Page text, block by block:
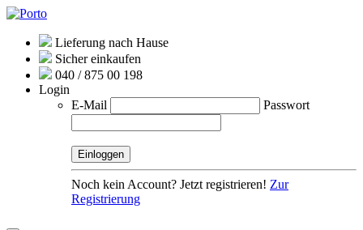
Lieferung nach Hause
Sicher einkaufen
040 / 875 00 198
Login
E-Mail
Passwort
Noch kein Account? Jetzt registrieren! Zur
Registrierung